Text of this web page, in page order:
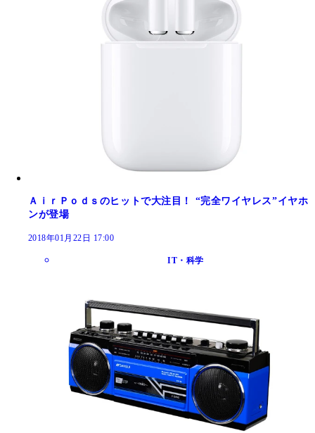
ＡｉｒＰｏｄｓのヒットで大注目！ “完全ワイヤレス”イヤホ
ンが登場
2018年01月22日 17:00
IT・科学